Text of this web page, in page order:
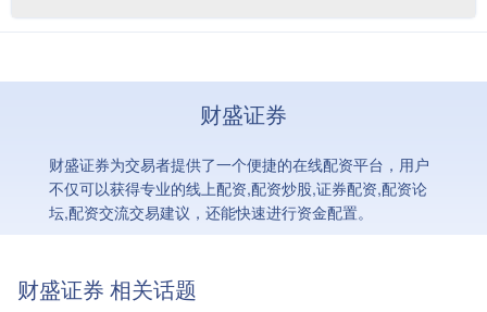
财盛证券
财盛证券为交易者提供了一个便捷的在线配资平台，用户
不仅可以获得专业的线上配资,配资炒股,证券配资,配资论
坛,配资交流交易建议，还能快速进行资金配置。
财盛证券 相关话题